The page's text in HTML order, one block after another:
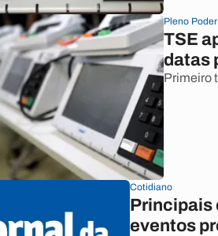
Pleno Poder
TSE
datas
Primeiro
Cotidiano
Principais
eventos